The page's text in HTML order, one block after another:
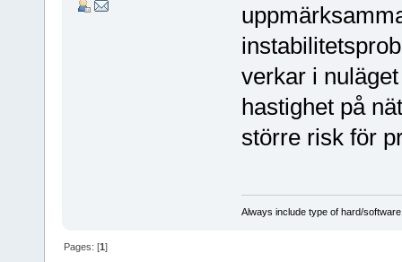
verkar i
hastighet på
större risk för
Always include type of hard/
Pages: [1]